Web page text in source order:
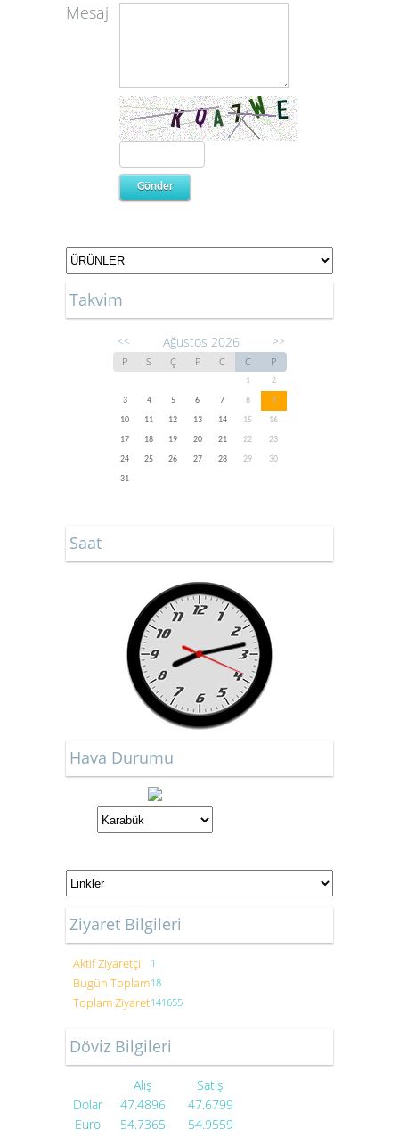
Mesaj
Takvim
<< Ağustos 2026 >>
P S Ç P C C P
1
2
3
4 5 6 7 8
9
10
11 12 13 14 15
16
17
18 19 20 21 22
23
24
25 26 27 28 29
30
31
Saat
Hava Durumu
Ziyaret Bilgileri
Aktif Ziyaretçi 1
Bugün Toplam18
Toplam Ziyaret141655
Döviz Bilgileri
Alış
Satış
Dolar
47.4896
47.6799
Euro
54.7365 54.9559